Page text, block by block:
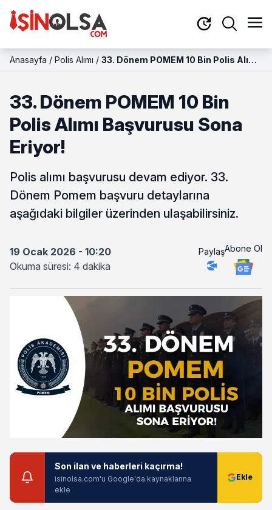
Anasayfa / Polis Alımı / 33. Dönem POMEM 10 Bin Polis Alımı
33. Dönem POMEM 10 Bin
Polis Alımı Başvurusu Sona
Eriyor!
Polis alımı başvurusu devam ediyor. 33.
Dönem Pomem başvuru detaylarına
aşağıdaki bilgiler üzerinden ulaşabilirsiniz.
19 Ocak 2026 - 10:20
Okuma süresi: 4 dakika
PaylaşAbone Ol
Son ilan ve haberleri kaçırma!
isinolsa.com'u Google'da kaynaklarına
ekle